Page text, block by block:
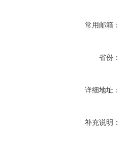
常用邮箱：
省份：
详细地址：
补充说明：